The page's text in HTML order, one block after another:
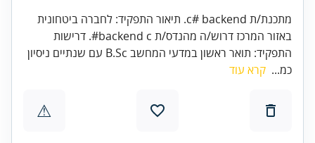
מתכנת/ת c# backend. תיאור התפקיד: לחברה ביטחונית
באזור המרכז דרוש/ה מהנדס/ת backend c#. דרישות
התפקיד: תואר ראשון במדעי המחשב B.Sc עם שנתיים ניסיון
כמ... קרא עוד
⚠